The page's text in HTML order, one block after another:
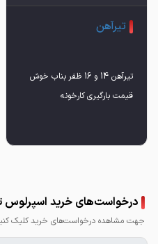
تیرآهن
تیرآهن 14 و 16 ظفر بناب خوش
قیمت بارگیری کارخونه
درخواست‌های خرید اسپرلوس
جهت مشاهده درخواست‌های خرید کلیک